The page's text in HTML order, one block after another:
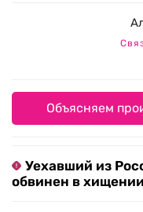
Объясняем
Уехавший из
обвинен в